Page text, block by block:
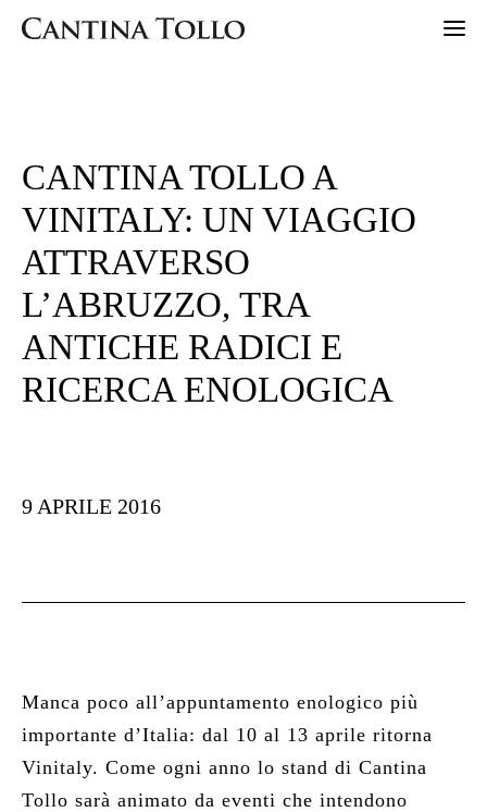
LANDS
PIONEERS
SUSTAINABILITY
A SOSTEGNO DEL PARCO
ORGANIC
SHOP
CANTINA TOLLO A
VINITALY: UN VIAGGIO
ATTRAVERSO
L’ABRUZZO, TRA
ANTICHE RADICI E
RICERCA ENOLOGICA
9 APRILE 2016
Manca poco all’appuntamento enologico più
importante d’Italia: dal 10 al 13 aprile ritorna
Vinitaly. Come ogni anno lo stand di Cantina
Tollo sarà animato da eventi che intendono